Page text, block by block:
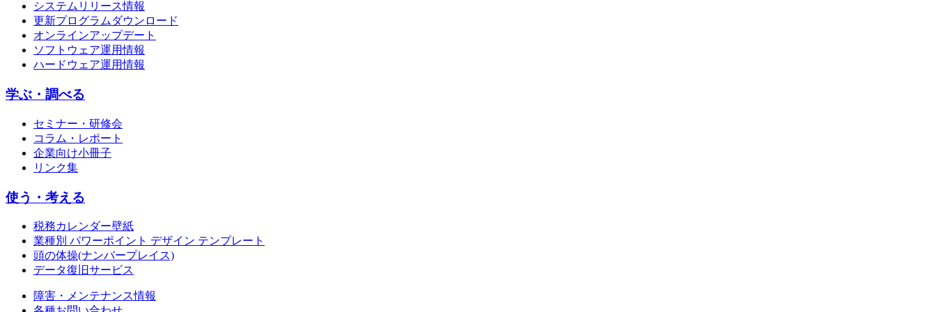
システムリリース情報
更新プログラムダウンロード
オンラインアップデート
ソフトウェア運用情報
ハードウェア運用情報
学ぶ・調べる
セミナー・研修会
コラム・レポート
企業向け小冊子
リンク集
使う・考える
税務カレンダー壁紙
業種別 パワーポイント デザイン テンプレート
頭の体操(ナンバープレイス)
データ復旧サービス
障害・メンテナンス情報